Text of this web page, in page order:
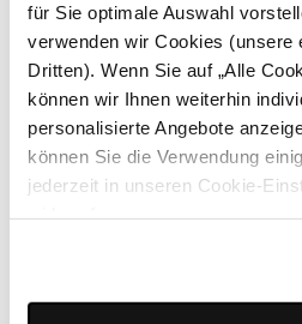
für Sie optimale Auswahl
verwenden wir Cookies (unsere
Dritten). Wenn Sie auf „Alle
können wir Ihnen weiterhin
personalisierte Angebote
können Sie die Verwendung
jederzeit in unseren Cookie-
Lieferumfang: Dirndl und
Material & Pflege
Versand & Rückgabe